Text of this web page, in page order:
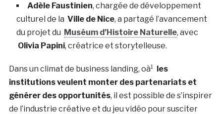
Adèle Faustinien, chargée de développement
culturel de la Ville de Nice, a partagé l’avancement
du projet du Muséum d’Histoire Naturelle, avec
Olivia Papini, créatrice et storytelleuse.
Dans un climat de business landing, oà¹ les
institutions veulent monter des partenariats et
générer des opportunités, il est possible de s’inspirer
de l’industrie créative et du jeu vidéo pour susciter